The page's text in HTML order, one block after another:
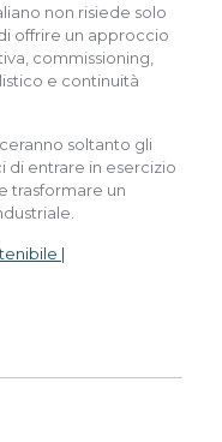
non risiede solo
offrire un approccio
commissioning,
e continuità
soltanto gli
di entrare in esercizio
trasformare un
|